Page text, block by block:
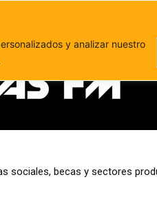
y analizar nuestro
sociales, becas y sectores